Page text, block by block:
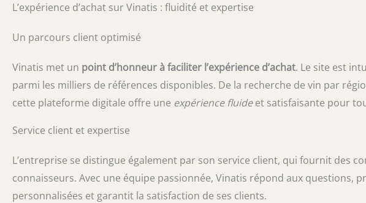
L’expérience d’achat sur Vinatis : fluidité et expertise
Un parcours client optimisé
Vinatis met un point d’honneur à faciliter l’expérience d’achat. Le site est
parmi les milliers de références disponibles. De la recherche de vin par
cette plateforme digitale offre une expérience fluideet satisfaisante pour
Service client et expertise
L’entreprise se distingue également par son service client, qui fournit des
connaisseurs. Avec une équipe passionnée, Vinatis répond aux questions,
personnalisées et garantit la satisfaction de ses clients.